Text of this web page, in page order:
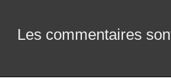
Les commentaires